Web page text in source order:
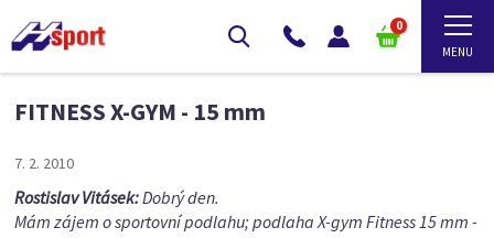
0
FITNESS X-GYM - 15 mm
7. 2. 2010
Rostislav Vitásek:Dobrý den.
Mám zájem o sportovní podlahu; podlaha X-gym Fitness 15 mm -